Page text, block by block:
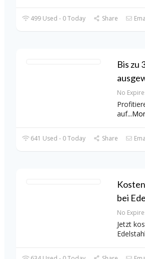
499 Used - 0 Today Share
Bis zu
No
auf...
641 Used - 0 Today Share
bei
No
Jetzt